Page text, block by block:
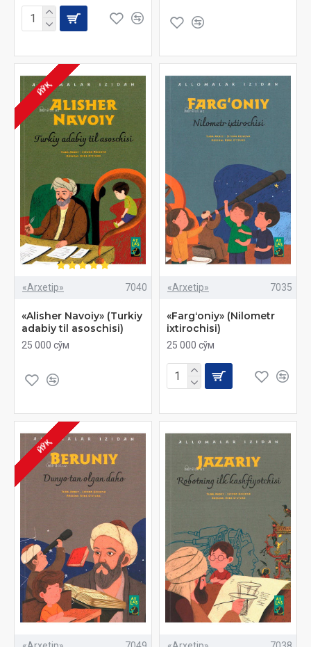
ЙЎҚ
«Arxetip» 7040
«Alisher Navoiy» (Turkiy
adabiy til asoschisi)
25 000 сўм
«Arxetip» 7035
«Fargʻoniy» (Nilometr
ixtirochisi)
25 000 сўм
ЙЎҚ